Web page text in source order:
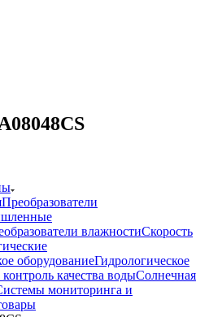
Преобразователи
влажностиСкорость
оборудованиеГидрологическое
качества водыСолнечная
мониторинга и